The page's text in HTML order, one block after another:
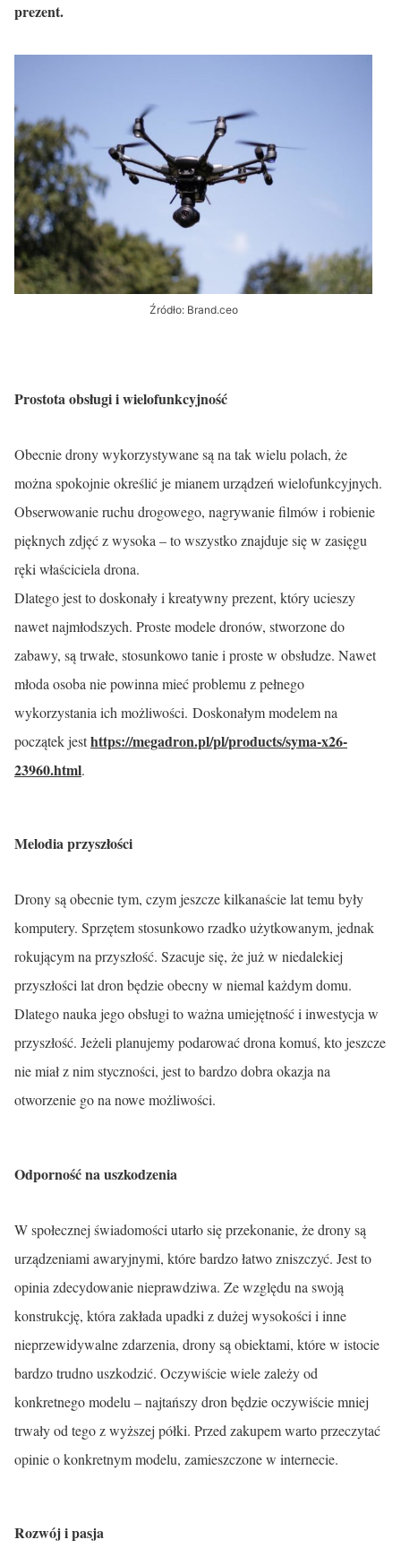
prezent.
Źródło: Brand.ceo
Prostota obsługi i wielofunkcyjność
Obecnie drony wykorzystywane są na tak wielu polach, że
można spokojnie określić je mianem urządzeń wielofunkcyjnych.
Obserwowanie ruchu drogowego, nagrywanie filmów i robienie
pięknych zdjęć z wysoka – to wszystko znajduje się w zasięgu
ręki właściciela drona.
Dlatego jest to doskonały i kreatywny prezent, który ucieszy
nawet najmłodszych. Proste modele dronów, stworzone do
zabawy, są trwałe, stosunkowo tanie i proste w obsłudze. Nawet
młoda osoba nie powinna mieć problemu z pełnego
wykorzystania ich możliwości. Doskonałym modelem na
początek jesthttps://megadron.pl/pl/products/syma-x26-
23960.html.
Melodia przyszłości
Drony są obecnie tym, czym jeszcze kilkanaście lat temu były
komputery. Sprzętem stosunkowo rzadko użytkowanym, jednak
rokującym na przyszłość. Szacuje się, że już w niedalekiej
przyszłości lat dron będzie obecny w niemal każdym domu.
Dlatego nauka jego obsługi to ważna umiejętność i inwestycja w
przyszłość. Jeżeli planujemy podarować drona komuś, kto jeszcze
nie miał z nim styczności, jest to bardzo dobra okazja na
otworzenie go na nowe możliwości.
Odporność na uszkodzenia
W społecznej świadomości utarło się przekonanie, że drony są
urządzeniami awaryjnymi, które bardzo łatwo zniszczyć. Jest to
opinia zdecydowanie nieprawdziwa. Ze względu na swoją
konstrukcję, która zakłada upadki z dużej wysokości i inne
nieprzewidywalne zdarzenia, drony są obiektami, które w istocie
bardzo trudno uszkodzić. Oczywiście wiele zależy od
konkretnego modelu – najtańszy dron będzie oczywiście mniej
trwały od tego z wyższej półki. Przed zakupem warto przeczytać
opinie o konkretnym modelu, zamieszczone w internecie.
Rozwój i pasja